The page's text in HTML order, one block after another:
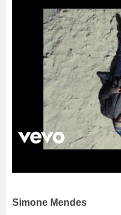
Simone Mendes